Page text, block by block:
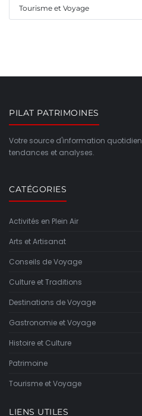
Tourisme et Voyage
PILAT PATRIMOINES
Votre source d'information
tendances et analyses.
CATÉGORIES
Activités en Plein Air
Arts et Artisanat
Conseils de Voyage
Culture et Traditions
Destinations de Voyage
Gastronomie et Voyage
Histoire et Culture
Patrimoine
Tourisme et Voyage
LIENS UTILES